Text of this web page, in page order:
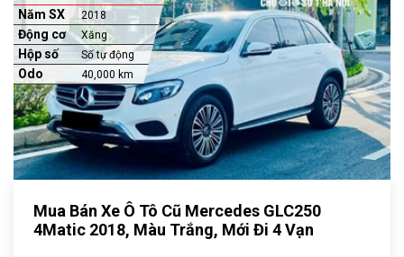
Năm SX 2018
Động cơ Xăng
Hộp số Số tự động
Odo 40,000 km
Mua Bán Xe Ô Tô Cũ Mercedes GLC250
4Matic 2018, Màu Trắng, Mới Đi 4 Vạn